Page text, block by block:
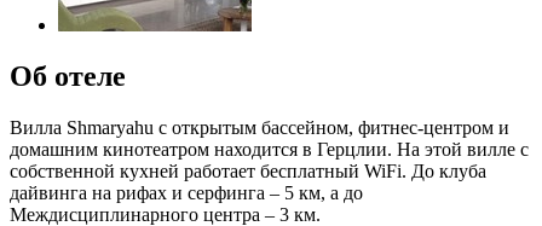
Об отеле
Вилла Shmaryahu с открытым бассейном, фитнес-центром и
домашним кинотеатром находится в Герцлии. На этой вилле с
собственной кухней работает бесплатный WiFi. До клуба
дайвинга на рифах и серфинга – 5 км, а до
Междисциплинарного центра – 3 км.